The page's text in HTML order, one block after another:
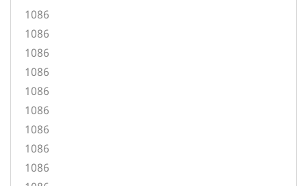
1086
1086
1086
1086
1086
1086
1086
1086
1086